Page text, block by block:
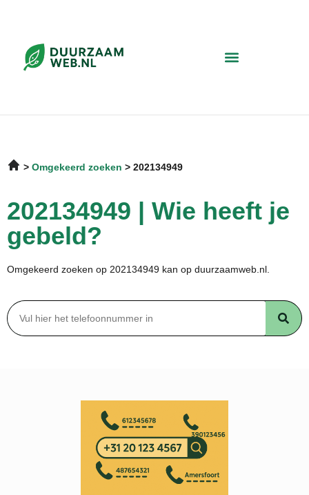
Omgekeerd zoeken 202134949
202134949 | Wie heeft je
gebeld?
Omgekeerd zoeken op 202134949 kan op duurzaamweb.nl.